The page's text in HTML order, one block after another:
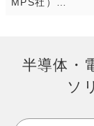
半導体・
ソ